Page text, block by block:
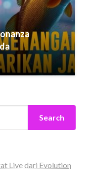
Search
Live dari Evolution